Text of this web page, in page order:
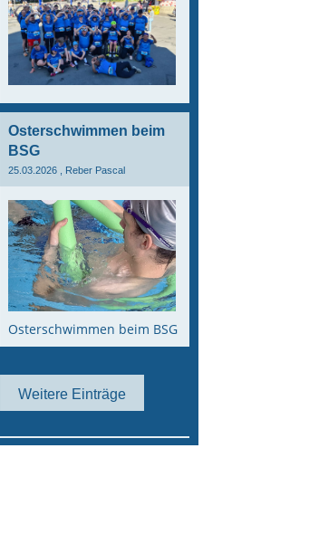
Osterschwimmen beim
BSG
25.03.2026 , Reber Pascal
Osterschwimmen beim BSG
Weitere Einträge